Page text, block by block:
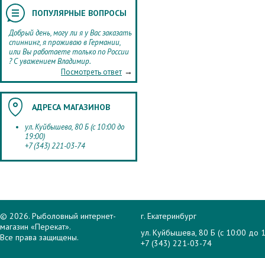
ПОПУЛЯРНЫЕ ВОПРОСЫ
Добрый день, могу ли я у Вас заказать
спиннинг, я проживаю в Германии,
или Вы работаете только по России
? С уважением Владимир.
Посмотреть ответ →
АДРЕСА МАГАЗИНОВ
ул. Куйбышева, 80 Б (с 10:00 до
19:00)
+7 (343) 221-03-74
© 2026. Рыболовный интернет-
магазин «Перекат».
Все права защищены.
г. Екатеринбург
ул. Куйбышева, 80 Б (с 10:00 до
+7 (343) 221-03-74